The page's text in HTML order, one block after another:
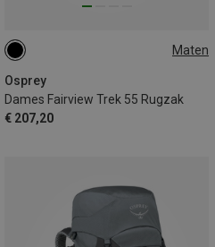
Maten
Osprey
Dames Fairview Trek 55 Rugzak
€ 207,20
55L